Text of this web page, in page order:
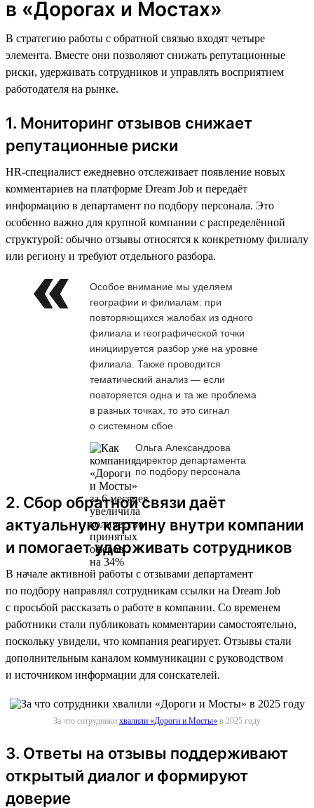
в «Дорогах и Мостах»
В стратегию работы с обратной связью входят четыре
элемента. Вместе они позволяют снижать репутационные
риски, удерживать сотрудников и управлять восприятием
работодателя на рынке.
1. Мониторинг отзывов снижает
репутационные риски
HR-специалист ежедневно отслеживает появление новых
комментариев на платформе Dream Job и передаёт
информацию в департамент по подбору персонала. Это
особенно важно для крупной компании с распределённой
структурой: обычно отзывы относятся к конкретному филиалу
или региону и требуют отдельного разбора.
Особое внимание мы уделяем
географии и филиалам: при
повторяющихся жалобах из одного
филиала и географической точки
инициируется разбор уже на уровне
филиала. Также проводится
тематический анализ — если
повторяется одна и та же проблема
в разных точках, то это сигнал
о системном сбое
Ольга Александрова
директор департамента
по подбору персонала
2. Сбор обратной связи даёт
актуальную картину внутри компании
и помогает удерживать сотрудников
В начале активной работы с отзывами департамент
по подбору направлял сотрудникам ссылки на Dream Job
с просьбой рассказать о работе в компании. Со временем
работники стали публиковать комментарии самостоятельно,
поскольку увидели, что компания реагирует. Отзывы стали
дополнительным каналом коммуникации с руководством
и источником информации для соискателей.
За что сотрудники хвалили «Дороги и Мосты» в 2025 году
3. Ответы на отзывы поддерживают
открытый диалог и формируют
доверие